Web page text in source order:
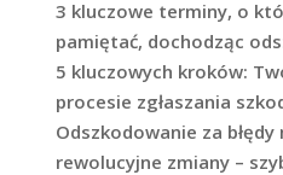
3 kluczowe terminy, o
pamiętać, dochodząc
5 kluczowych kroków:
procesie zgłaszania
Odszkodowanie za błędy
rewolucyjne zmiany –